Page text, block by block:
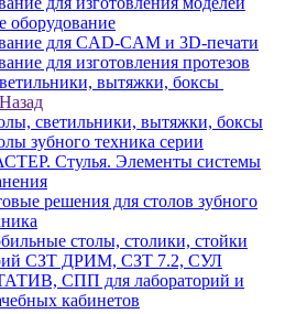
оборудование
для CAD-CAM и 3D-печати
для изготовления протезов
вытяжки, боксы
Назад
светильники, вытяжки, боксы
зубного техника серии
Стулья. Элементы системы
решения для столов зубного
столы, столики, стойки
СЗТ ДРИМ, СЗТ 7.2, СУЛ
СПП для лабораторий и
кабинетов